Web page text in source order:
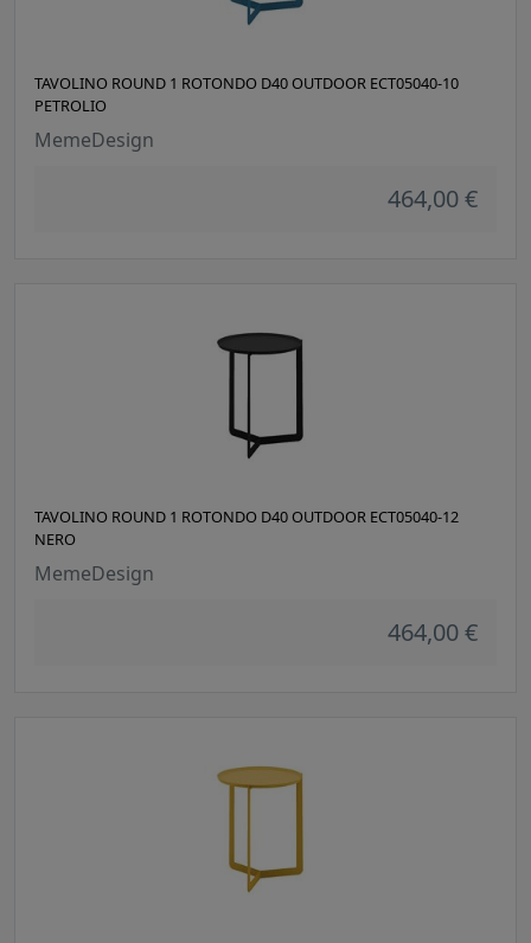
TAVOLINO ROUND 1 ROTONDO D40 OUTDOOR ECT05040-10
PETROLIO
MemeDesign
464,00 €
TAVOLINO ROUND 1 ROTONDO D40 OUTDOOR ECT05040-12
NERO
MemeDesign
464,00 €